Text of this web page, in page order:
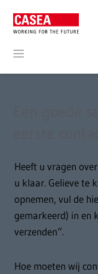
Heeft u vragen
u klaar. Gelieve te
opnemen, vul de
gemarkeerd) in en
verzenden“.
Hoe moeten wij